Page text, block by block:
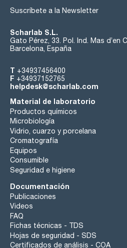
Suscríbete a la Newsletter
Scharlab S.L.
Gato Pérez, 33. Pol. Ind. Mas d’en
Barcelona, España
T +34937456400
F +34937152765
helpdesk@scharlab.com
Material de laboratorio
Productos químicos
Microbiología
Vidrio, cuarzo y porcelana
Cromatografía
Equipos
Consumible
Seguridad e higiene
Documentación
Publicaciones
Videos
FAQ
Fichas técnicas - TDS
Hojas de seguridad - SDS
Certificados de análisis - COA